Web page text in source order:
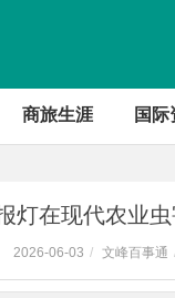
商旅生涯 国际
灯在现代农业
2026-06-03 / 文峰百事通